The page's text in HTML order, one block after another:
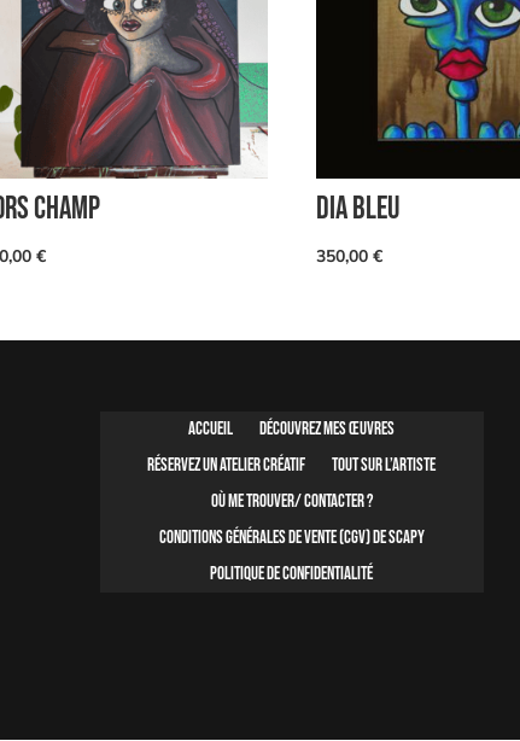
CHAMP
€
DIA BLEU
350,00€
Accueil
Découvrez mes œuvres
Réservez un atelier créatif
Tout sur l’artiste
Où me trouver/ contacter ?
Conditions Générales de Vente (CGV) de SCAPY
Politique de confidentialité
de confidentialité, en garantissant la conformité avec les